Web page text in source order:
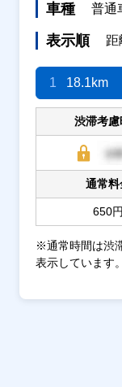
車種 普通
表示順 距
1 18.1km
渋滞考慮
通常料
650円
※通常時間は渋
表示しています。